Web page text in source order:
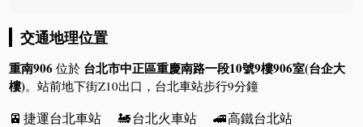
交通地理位置
重南906 位於 台北市中正區重慶南路一段10號9樓906室(台企大
樓)。站前地下街Z10出口，台北車站步行9分鐘
🚈 捷運台北車站 🚂台北火車站 🚄高鐵台北站